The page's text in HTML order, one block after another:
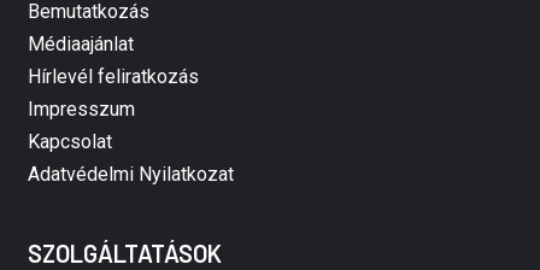
Bemutatkozás
Médiaajánlat
Hírlevél feliratkozás
Impresszum
Kapcsolat
Adatvédelmi Nyilatkozat
SZOLGÁLTATÁSOK